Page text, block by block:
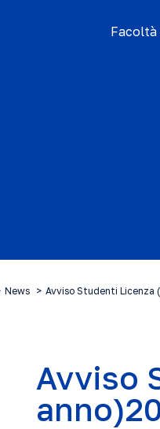
News Avviso Studenti Licenza
Avviso